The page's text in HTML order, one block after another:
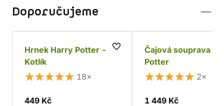
Doporučujeme
Hrnek Harry Potter - 3D
Kotlík
18×
449 Kč
Čajová souprava
Potter
2×
1 449 Kč